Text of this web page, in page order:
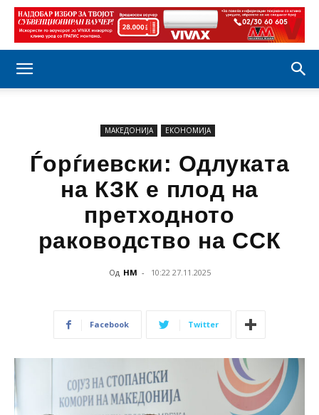
МАКЕДОНИЈА ЕКОНОМИЈА
Ѓорѓиевски: Одлуката
на КЗК е плод на
претходното
раководство на ССК
Од НМ - 10:22 27.11.2025
Facebook Twitter